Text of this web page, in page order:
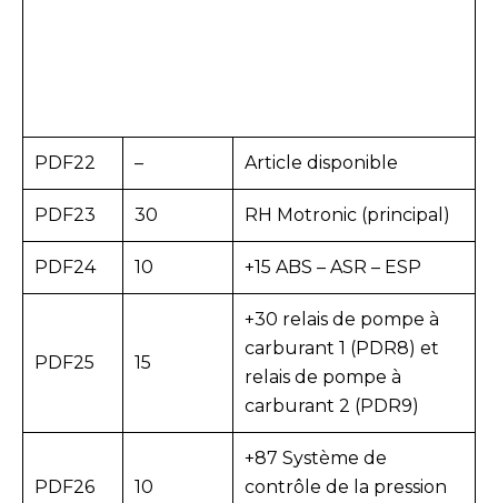
PDF22 – Article disponible
PDF23 30 RH Motronic (principal)
PDF24 10 +15 ABS – ASR – ESP
PDF25 15
+30 relais de pompe à
carburant 1 (PDR8) et
relais de pompe à
carburant 2 (PDR9)
PDF26 10
+87 Système de
contrôle de la pression